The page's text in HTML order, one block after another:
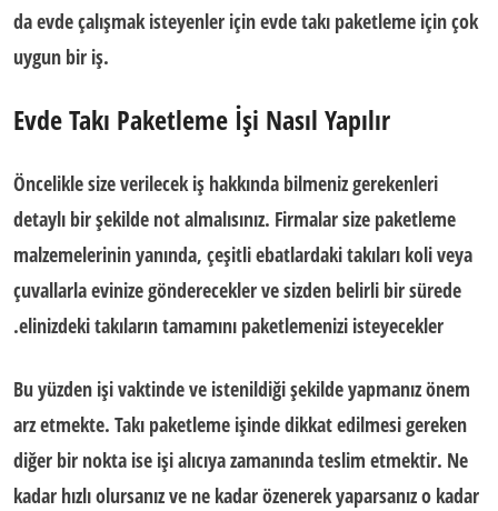
da evde çalışmak isteyenler için evde takı paketleme için çok
uygun bir iş.
Evde Takı Paketleme İşi Nasıl Yapılır
Öncelikle size verilecek iş hakkında bilmeniz gerekenleri
detaylı bir şekilde not almalısınız. Firmalar size paketleme
malzemelerinin yanında, çeşitli ebatlardaki takıları koli veya
çuvallarla evinize gönderecekler ve sizden belirli bir sürede
elinizdeki takıların tamamını paketlemenizi isteyecekler.
Bu yüzden işi vaktinde ve istenildiği şekilde yapmanız önem
arz etmekte. Takı paketleme işinde dikkat edilmesi gereken
diğer bir nokta ise işi alıcıya zamanında teslim etmektir. Ne
kadar hızlı olursanız ve ne kadar özenerek yaparsanız o kadar